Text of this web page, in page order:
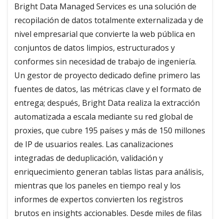
Bright Data Managed Services es una solución de
recopilación de datos totalmente externalizada y de
nivel empresarial que convierte la web pública en
conjuntos de datos limpios, estructurados y
conformes sin necesidad de trabajo de ingeniería.
Un gestor de proyecto dedicado define primero las
fuentes de datos, las métricas clave y el formato de
entrega; después, Bright Data realiza la extracción
automatizada a escala mediante su red global de
proxies, que cubre 195 países y más de 150 millones
de IP de usuarios reales. Las canalizaciones
integradas de deduplicación, validación y
enriquecimiento generan tablas listas para análisis,
mientras que los paneles en tiempo real y los
informes de expertos convierten los registros
brutos en insights accionables. Desde miles de filas